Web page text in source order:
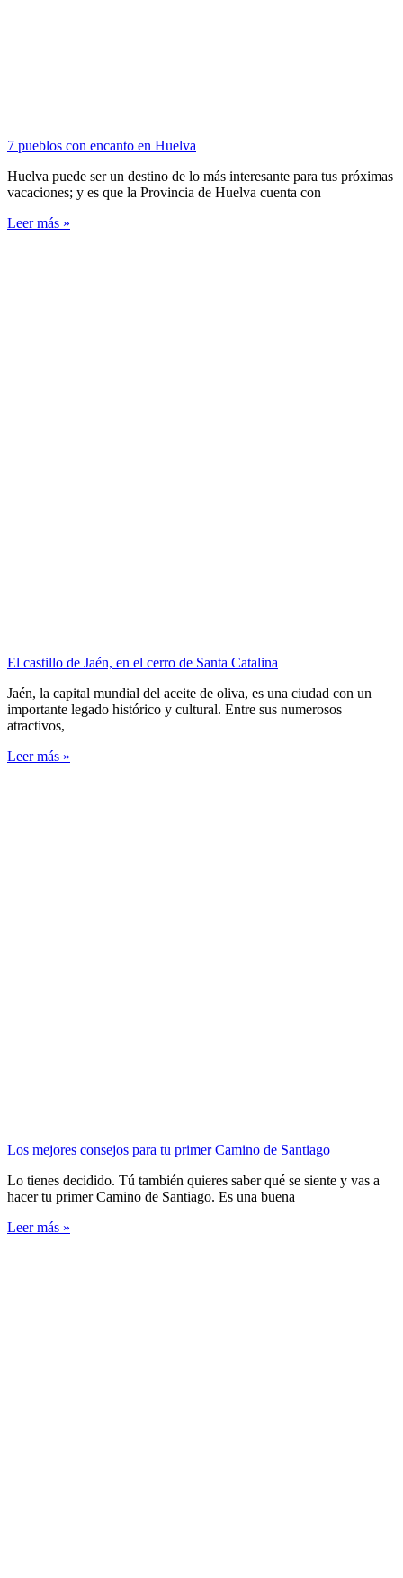
7 pueblos con encanto en Huelva
Huelva puede ser un destino de lo más interesante para tus próximas
vacaciones; y es que la Provincia de Huelva cuenta con
Leer más »
El castillo de Jaén, en el cerro de Santa Catalina
Jaén, la capital mundial del aceite de oliva, es una ciudad con un
importante legado histórico y cultural. Entre sus numerosos
atractivos,
Leer más »
Los mejores consejos para tu primer Camino de Santiago
Lo tienes decidido. Tú también quieres saber qué se siente y vas a
hacer tu primer Camino de Santiago. Es una buena
Leer más »